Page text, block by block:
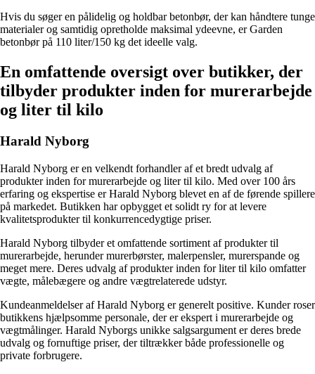
Hvis du søger en pålidelig og holdbar betonbør, der kan håndtere tunge
materialer og samtidig opretholde maksimal ydeevne, er Garden
betonbør på 110 liter/150 kg det ideelle valg.
En omfattende oversigt over butikker, der
tilbyder produkter inden for murerarbejde
og liter til kilo
Harald Nyborg
Harald Nyborg er en velkendt forhandler af et bredt udvalg af
produkter inden for murerarbejde og liter til kilo. Med over 100 års
erfaring og ekspertise er Harald Nyborg blevet en af de førende spillere
på markedet. Butikken har opbygget et solidt ry for at levere
kvalitetsprodukter til konkurrencedygtige priser.
Harald Nyborg tilbyder et omfattende sortiment af produkter til
murerarbejde, herunder murerbørster, malerpensler, murerspande og
meget mere. Deres udvalg af produkter inden for liter til kilo omfatter
vægte, målebægere og andre vægtrelaterede udstyr.
Kundeanmeldelser af Harald Nyborg er generelt positive. Kunder roser
butikkens hjælpsomme personale, der er ekspert i murerarbejde og
vægtmålinger. Harald Nyborgs unikke salgsargument er deres brede
udvalg og fornuftige priser, der tiltrækker både professionelle og
private forbrugere.